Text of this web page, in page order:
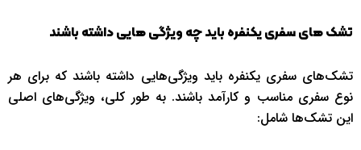
تشک های سفری یکنفره باید چه ویژگی هایی داشته باشند
تشک‌های سفری یکنفره باید ویژگی‌هایی داشته باشند که برای هر
نوع سفری مناسب و کارآمد باشند. به طور کلی، ویژگی‌های اصلی
این تشک‌ها شامل: